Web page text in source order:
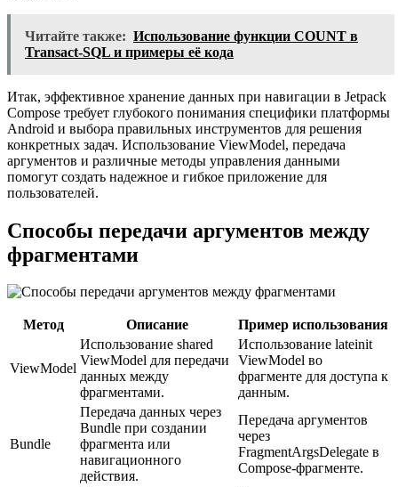
Читайте также: Использование функции COUNT в
Transact-SQL и примеры её кода
Итак, эффективное хранение данных при навигации в Jetpack
Compose требует глубокого понимания специфики платформы
Android и выбора правильных инструментов для решения
конкретных задач. Использование ViewModel, передача
аргументов и различные методы управления данными
помогут создать надежное и гибкое приложение для
пользователей.
Способы передачи аргументов между
фрагментами
Метод Описание Пример использования
ViewModel
Использование shared
ViewModel для передачи
данных между
фрагментами.
Использование lateinit
ViewModel во
фрагменте для доступа к
данным.
Bundle
Передача данных через
Bundle при создании
фрагмента или
навигационного
действия.
Передача аргументов
через
FragmentArgsDelegate в
Compose-фрагменте.